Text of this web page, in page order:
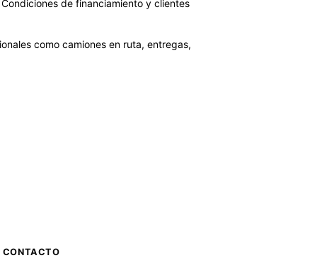
de financiamiento y clientes
como camiones en ruta, entregas,
CONTACTO